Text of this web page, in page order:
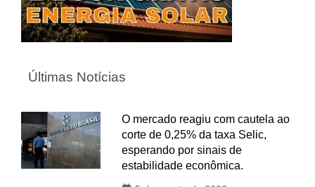
Últimas Notícias
O mercado reagiu com cautela ao
corte de 0,25% da taxa Selic,
esperando por sinais de
estabilidade econômica.